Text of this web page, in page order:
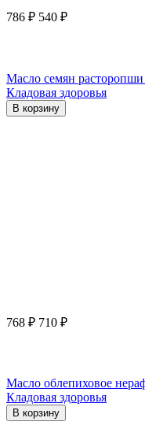
786 ₽ 540 ₽
Масло семян
Кладовая здоровья
В корзину
768 ₽ 710 ₽
Масло облепиховое
Кладовая здоровья
В корзину